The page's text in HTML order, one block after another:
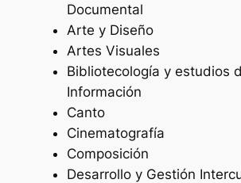
Documental
Arte y Diseño
Artes Visuales
Bibliotecología y estudios
Información
Canto
Cinematografía
Composición
Desarrollo y Gestión